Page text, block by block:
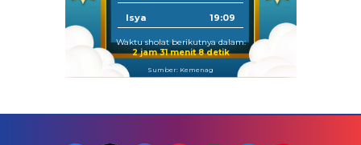
Isya 19:09
Waktu sholat berikutnya dalam:
2 jam 31 menit 7 detik
Sumber: Kemenag